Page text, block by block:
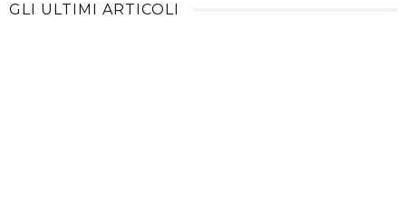
GLI ULTIMI ARTICOLI